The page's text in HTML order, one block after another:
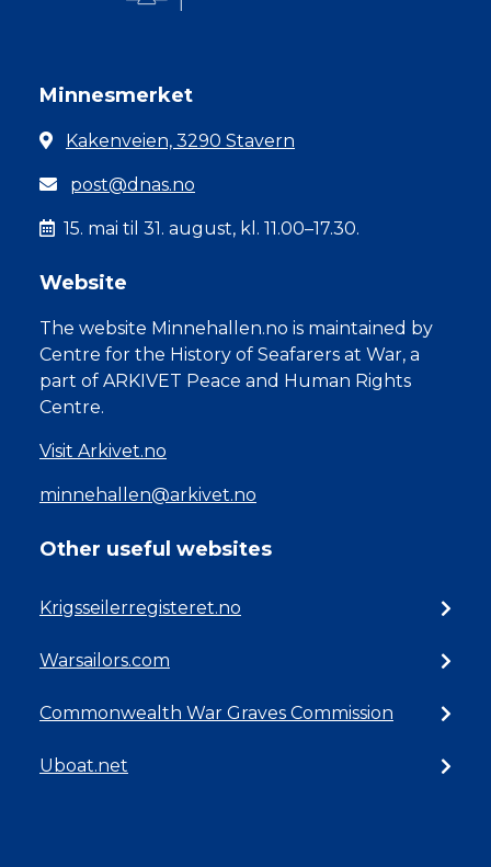
Minnesmerket
Kakenveien, 3290 Stavern
post@dnas.no
15. mai til 31. august, kl. 11.00–17.30.
Website
The website Minnehallen.no is maintained by
Centre for the History of Seafarers at War, a
part of ARKIVET Peace and Human Rights
Centre.
Visit Arkivet.no
minnehallen@arkivet.no
Other useful websites
Krigsseilerregisteret.no
Warsailors.com
Commonwealth War Graves Commission
Uboat.net